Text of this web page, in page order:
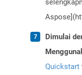
Dimulai
Quickstart